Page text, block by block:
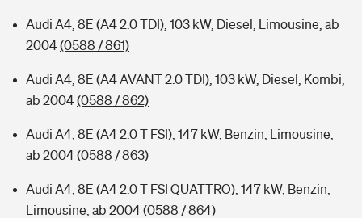
Audi A4, 8E (A4 2.0 TDI), 103 kW, Diesel, Limousine, ab
2004(0588 / 861)
Audi A4, 8E (A4 AVANT 2.0 TDI), 103 kW, Diesel, Kombi,
ab 2004(0588 / 862)
Audi A4, 8E (A4 2.0 T FSI), 147 kW, Benzin, Limousine,
ab 2004(0588 / 863)
Audi A4, 8E (A4 2.0 T FSI QUATTRO), 147 kW, Benzin,
Limousine, ab 2004(0588 / 864)